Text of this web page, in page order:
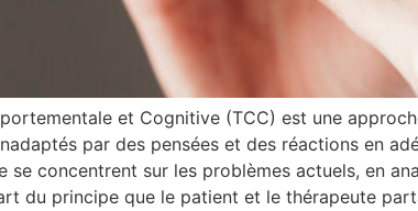
et Cognitive (TCC) est une
par des pensées et des réactions en
se concentrent sur les problèmes actuels, en
du principe que le patient et le thérapeute